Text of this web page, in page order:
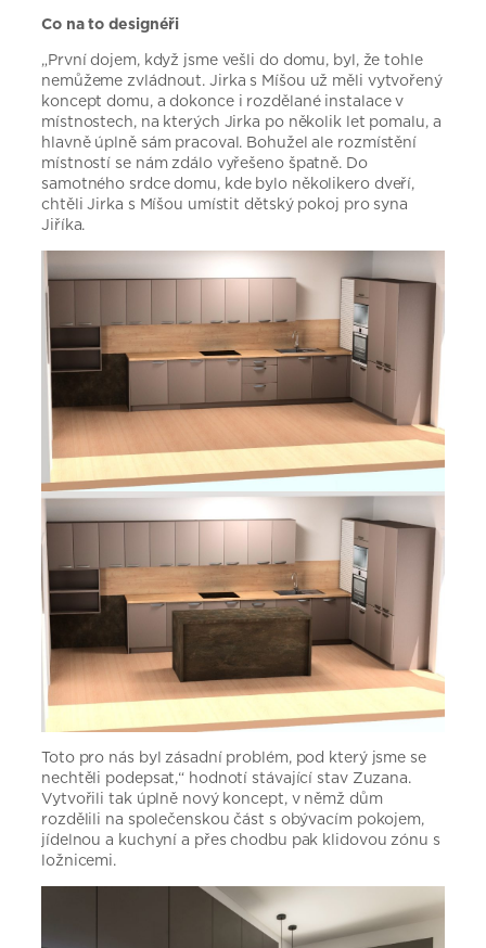
Co na to designéři
„První dojem, když jsme vešli do domu, byl, že tohle
nemůžeme zvládnout. Jirka s Míšou už měli vytvořený
koncept domu, a dokonce i rozdělané instalace v
místnostech, na kterých Jirka po několik let pomalu, a
hlavně úplně sám pracoval. Bohužel ale rozmístění
místností se nám zdálo vyřešeno špatně. Do
samotného srdce domu, kde bylo několikero dveří,
chtěli Jirka s Míšou umístit dětský pokoj pro syna
Jiříka.
Toto pro nás byl zásadní problém, pod který jsme se
nechtěli podepsat,“ hodnotí stávající stav Zuzana.
Vytvořili tak úplně nový koncept, v němž dům
rozdělili na společenskou část s obývacím pokojem,
jídelnou a kuchyní a přes chodbu pak klidovou zónu s
ložnicemi.